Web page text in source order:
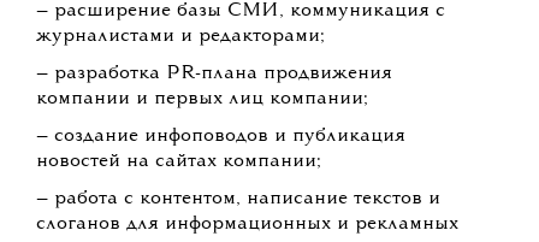
— расширение базы СМИ, коммуникация с
журналистами и редакторами;
— разработка PR-плана продвижения
компании и первых лиц компании;
— создание инфоповодов и публикация
новостей на сайтах компании;
— работа с контентом, написание текстов и
слоганов для информационных и рекламных